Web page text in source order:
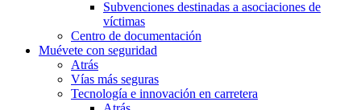
Subvenciones destinadas a asociaciones de
víctimas
Centro de documentación
Muévete con seguridad
Atrás
Vías más seguras
Tecnología e innovación en carretera